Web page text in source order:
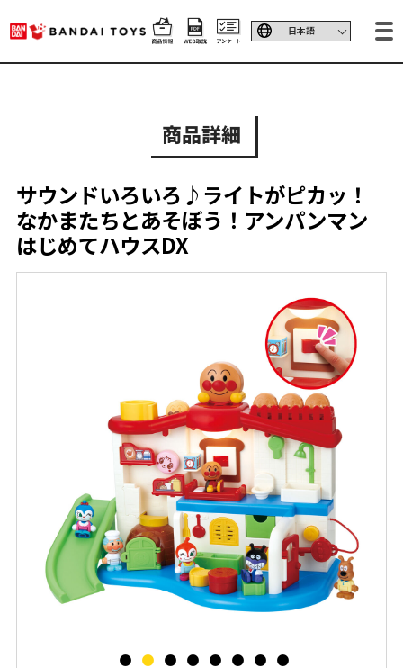
商品詳細
サウンドいろいろ♪ライトがピカッ！
なかまたちとあそぼう！アンパンマン
はじめてハウスDX